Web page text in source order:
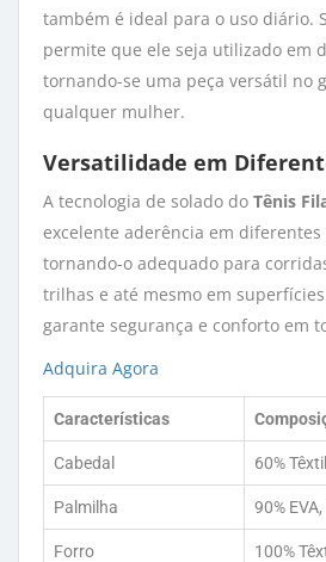
também é ideal para o uso diário.
permite que ele seja utilizado em
tornando-se uma peça versátil no
qualquer mulher.
Versatilidade em
A tecnologia de solado do Tênis
excelente aderência em
tornando-o adequado para
trilhas e até mesmo em
garante segurança e conforto em
Adquira Agora
Características
Cabedal 60%
Palmilha 90%
Forro 100%